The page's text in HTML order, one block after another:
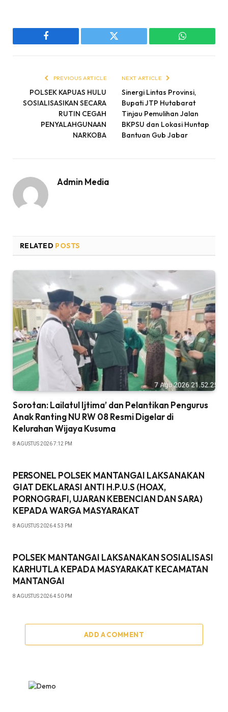
Facebook Twitter WhatsApp
PREVIOUS ARTICLE
POLSEK KAPUAS HULU
SOSIALISASIKAN SECARA
RUTIN CEGAH
PENYALAHGUNAAN
NARKOBA
NEXT ARTICLE
‎Sinergi Lintas Provinsi,
Bupati JTP Hutabarat
Tinjau Pemulihan Jalan
BKPSU dan Lokasi Huntap
Bantuan Gub Jabar
Admin Media
RELATED POSTS
Sorotan: Lailatul Ijtima’ dan Pelantikan Pengurus
Anak Ranting NU RW 08 Resmi Digelar di
Kelurahan Wijaya Kusuma
8 AGUSTUS 2026 7:12 PM
PERSONEL POLSEK MANTANGAI LAKSANAKAN
GIAT DEKLARASI ANTI H.P.U.S (HOAX,
PORNOGRAFI, UJARAN KEBENCIAN DAN SARA)
KEPADA WARGA MASYARAKAT
8 AGUSTUS 2026 4:53 PM
POLSEK MANTANGAI LAKSANAKAN SOSIALISASI
KARHUTLA KEPADA MASYARAKAT KECAMATAN
MANTANGAI
8 AGUSTUS 2026 4:50 PM
ADD A COMMENT